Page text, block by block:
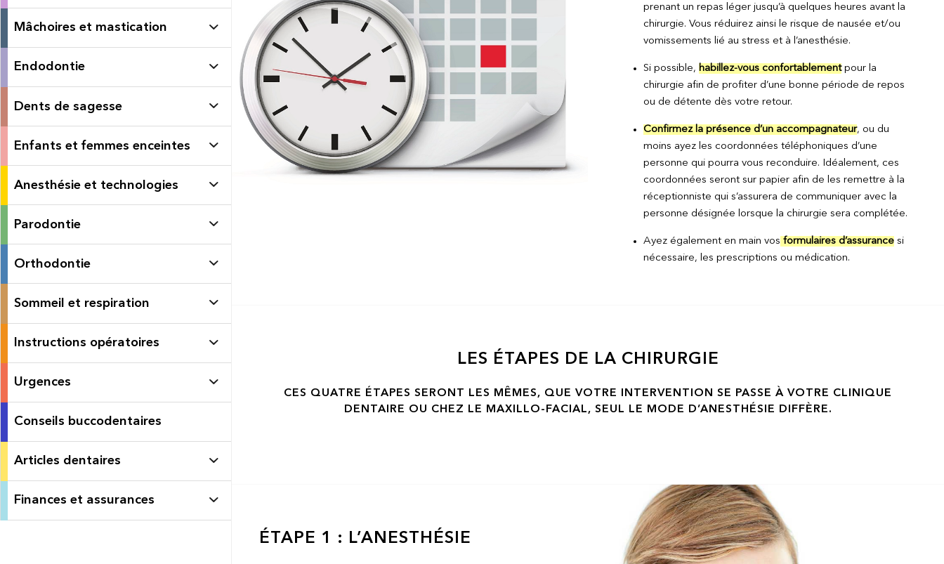
Mâchoires et mastication
Endodontie
Dents de sagesse
Enfants et femmes enceintes
Anesthésie et technologies
Parodontie
Orthodontie
Sommeil et respiration
Instructions opératoires
Urgences
Conseils buccodentaires
Articles dentaires
Finances et assurances
prenant un repas léger jusqu’à quelques heures avant la
chirurgie. Vous réduirez ainsi le risque de nausée et/ou
vomissements lié au stress et à l’anesthésie.
Si possible, habillez-vous confortablementpour la
chirurgie afin de profiter d’une bonne période de repos
ou de détente dès votre retour.
Confirmez la présence d’un accompagnateur, ou du
moins ayez les coordonnées téléphoniques d’une
personne qui pourra vous reconduire. Idéalement, ces
coordonnées seront sur papier afin de les remettre à la
réceptionniste qui s’assurera de communiquer avec la
personne désignée lorsque la chirurgie sera complétée.
Ayez également en main vos formulaires d’assurancesi
nécessaire, les prescriptions ou médication.
LES ÉTAPES DE LA CHIRURGIE
CES QUATRE ÉTAPES SERONT LES MÊMES, QUE VOTRE INTERVENTION SE PASSE À VOTRE CLINIQUE
DENTAIRE OU CHEZ LE MAXILLO-FACIAL, SEUL LE MODE D’ANESTHÉSIE DIFFÈRE.
ÉTAPE 1 : L’ANESTHÉSIE